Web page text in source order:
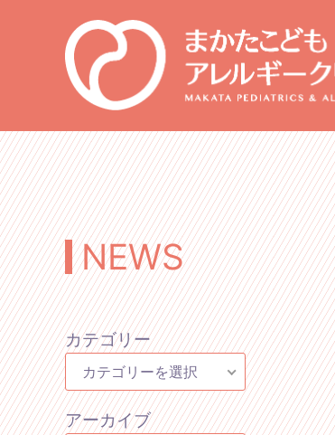
NEWS
カテゴリー
カテゴリーを選択
アーカイブ